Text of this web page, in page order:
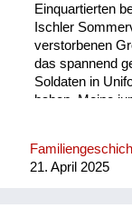
Einquartierten
Ischler
verstorbenen
das spannend
Soldaten in
haben. Meine
werden die
mussten wir
21. April 2025